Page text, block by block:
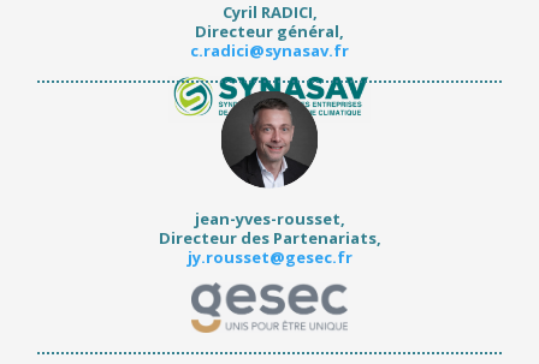
Cyril RADICI,
Directeur général,
c.radici@synasav.fr
jean-yves-rousset,
Directeur des Partenariats,
jy.rousset@gesec.fr